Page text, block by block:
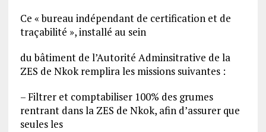
Ce « bureau indépendant de certification et de
traçabilité », installé au sein
du bâtiment de l’Autorité Adminsitrative de la
ZES de Nkok remplira les missions suivantes :
– Filtrer et comptabiliser 100% des grumes
rentrant dans la ZES de Nkok, afin d’assurer que
seules les